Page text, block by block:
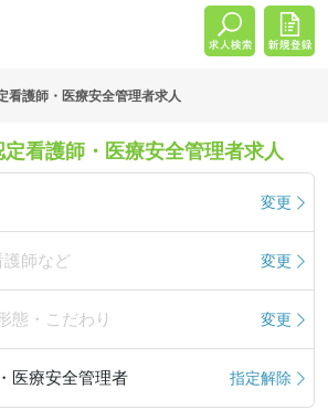
看護師・医療安全管理者求人
看護師・医療安全管理者求人
変更
護師など 変更
態・こだわり 変更
医療安全管理者 指定解除